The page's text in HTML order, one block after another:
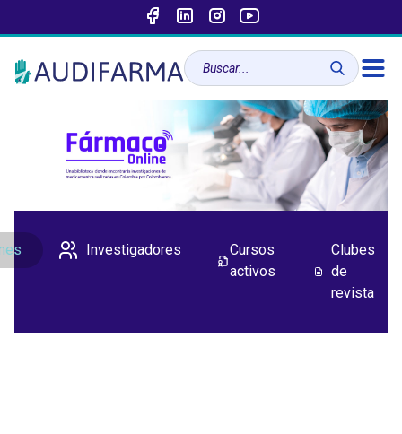
Investigadores
Cursos
activos
Clubes
de
revista